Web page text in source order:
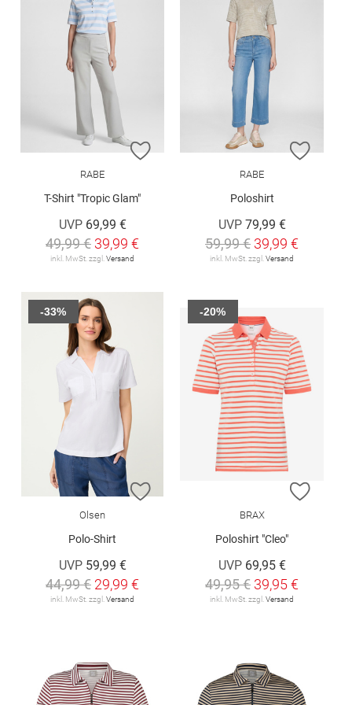
ZUR WUNSCHLISTE HINZUFÜGEN
RABE
T-Shirt "Tropic Glam"
UVP 69,99 €
49,99 € 39,99 €
inkl. MwSt. zzgl. Versand
ZUR
RABE
Poloshirt
UVP 79,99 €
59,99 € 39,99 €
inkl. MwSt. zzgl. Versand
ZUR WUNSCHLISTE HINZUFÜGEN
Olsen
Polo-Shirt
UVP 59,99 €
44,99 € 29,99 €
inkl. MwSt. zzgl. Versand
-33%
ZUR
BRAX
Poloshirt "Cleo"
UVP 69,95 €
49,95 € 39,95 €
inkl. MwSt. zzgl. Versand
-20%